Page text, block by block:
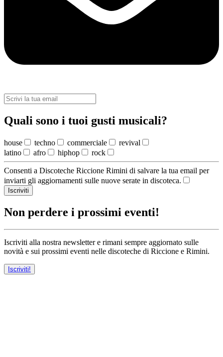
Quali sono i tuoi gusti musicali?
house techno commerciale
revival
latino
afro hiphop rock
Consenti a Discoteche Riccione Rimini di salvare la tua email per
inviarti gli aggiornamenti sulle nuove serate in discoteca.
Iscriviti
Non perdere i prossimi eventi!
Iscriviti alla nostra newsletter e rimani sempre aggiornato sulle
novità e sui prossimi eventi nelle discoteche di Riccione e Rimini.
Iscriviti!